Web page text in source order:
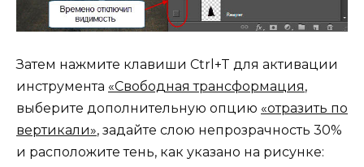
Затем нажмите клавиши Ctrl+T для активации
инструмента «Свободная трансформация,
выберите дополнительную опцию «отразить по
вертикали», задайте слою непрозрачность 30%
и расположите тень, как указано на рисунке: